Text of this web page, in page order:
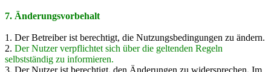
7. Änderungsvorbehalt
1. Der Betreiber ist berechtigt, die Nutzungsbedingungen zu ändern.
2. Der Nutzer verpflichtet sich über die geltenden Regeln
selbstständig zu informieren.
3. Der Nutzer ist berechtigt, den Änderungen zu widersprechen. Im